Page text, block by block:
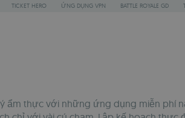
TICKET HERO ỨNG DỤNG VPN BATTLE ROYALE GD
ẩm thực với những ứng dụng miễn